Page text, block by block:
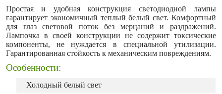
Простая и удобная конструкция светодиодной лампы
гарантирует экономичный теплый белый свет. Комфортный
для глаз световой поток без мерцаний и раздражений.
Лампочка в своей конструкции не содержит токсические
компоненты, не нуждается в специальной утилизации.
Гарантированная стойкость к механическим повреждениям.
Особенности:
Холодный белый свет